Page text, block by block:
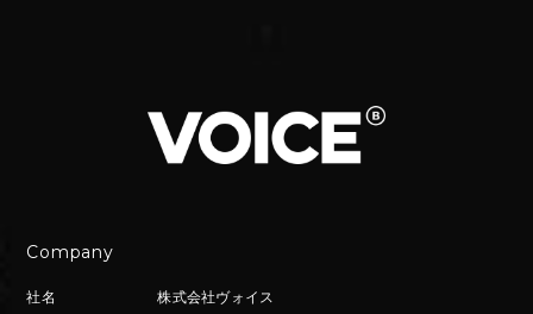
Company
社名
株式会社ヴォイス